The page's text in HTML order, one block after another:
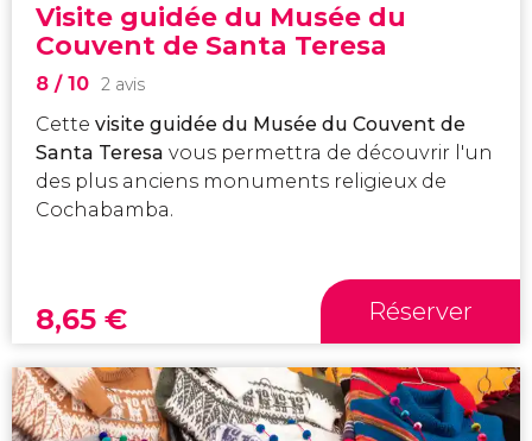
Visite guidée du Musée du
Couvent de Santa Teresa
8 / 10 2 avis
Cette visite guidée du Musée du Couvent de
Santa Teresa vous permettra de découvrir l'un
des plus anciens monuments religieux de
Cochabamba.
8,65 € Réserver